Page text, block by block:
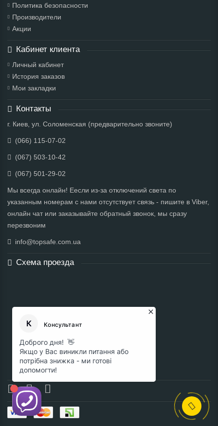
Политика безопасности
Производители
Акции
Кабинет клиента
Личный кабинет
История заказов
Мои закладки
Контакты
г. Киев, ул. Соломенская (предварительно звоните)
(066) 115-07-02
(067) 503-10-42
(067) 501-29-02
Мы всегда онлайн! Еесли из-за отключений света по
указанным номерам с нами отсутствует связь - пишите в Viber,
онлайн чат или заказывайте обратный звонок, мы сразу
перезвоним
info@topsafe.com.ua
Схема проезда